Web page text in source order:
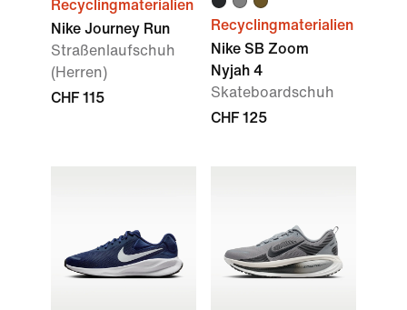
Recyclingmaterialien
Nike Journey Run
Straßenlaufschuh
(Herren)
CHF 115
Recyclingmaterialien
Nike SB Zoom
Nyjah 4
Skateboardschuh
CHF 125